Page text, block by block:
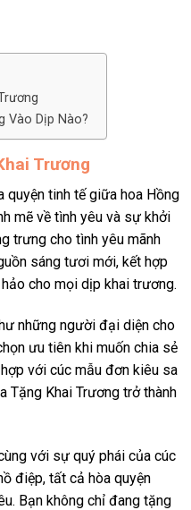
Vào Dịp Nào?
Trương
quyện tinh tế giữa hoa Hồng
mẽ về tình yêu và sự khởi
trưng cho tình yêu mãnh
sáng tươi mới, kết hợp
cho mọi dịp khai trương.
những người đại diện cho
ưu tiên khi muốn chia sẻ
với cúc mẫu đơn kiêu sa
Tặng Khai Trương trở thành
với sự quý phái của cúc
điệp, tất cả hòa quyện
Bạn không chỉ đang tặng